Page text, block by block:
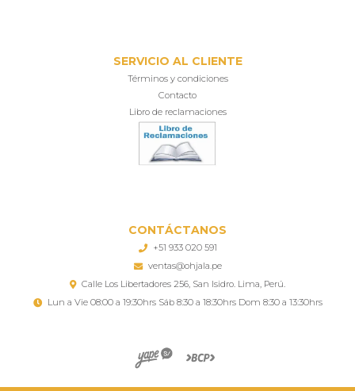
SERVICIO AL CLIENTE
Términos y condiciones
Contacto
Libro de reclamaciones
CONTÁCTANOS
+51 933 020 591
ventas@ohjala.pe
Calle Los Libertadores 256, San Isidro. Lima, Perú.
Lun a Vie 08:00 a 19:30hrs Sáb 8:30 a 18:30hrs Dom 8:30 a 13:30hrs